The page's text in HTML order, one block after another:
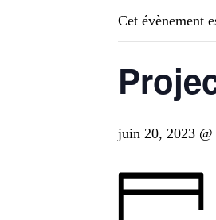
Cet évènement
juin 20, 2023 @